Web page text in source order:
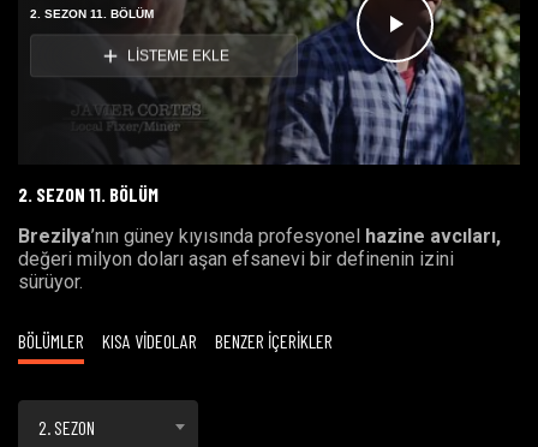
Videoyu
Oynat
2. SEZON 11. BÖLÜM
LİSTEME EKLE
2. SEZON 11. BÖLÜM
Brezilya’nın güney kıyısında profesyonel hazine avcıları,
değeri milyon doları aşan efsanevi bir definenin izini
sürüyor.
BÖLÜMLER KISA VİDEOLAR BENZER İÇERİKLER
2. SEZON